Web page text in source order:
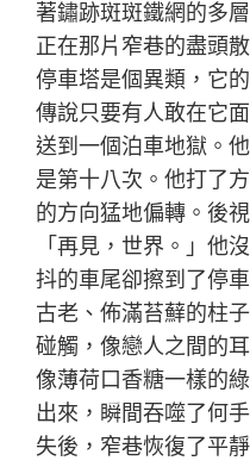
著鏽跡斑斑鐵網的多
正在那片窄巷的盡頭
停車塔是個異類，它
傳說只要有人敢在它
送到一個泊車地獄。
是第十八次。他打了
的方向猛地偏轉。後
「再見，世界。」他
抖的車尾卻擦到了停
古老、佈滿苔蘚的柱
碰觸，像戀人之間的
像薄荷口香糖一樣的
出來，瞬間吞噬了何
失後，窄巷恢復了平